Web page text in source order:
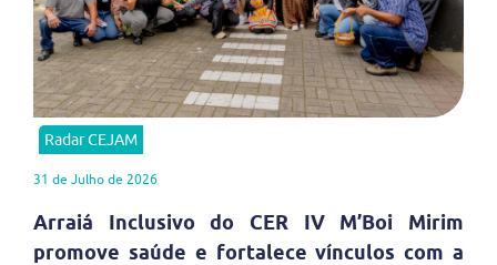
Radar CEJAM
31 de Julho de 2026
Arraiá Inclusivo do CER IV M’Boi Mirim
promove saúde e fortalece vínculos com a